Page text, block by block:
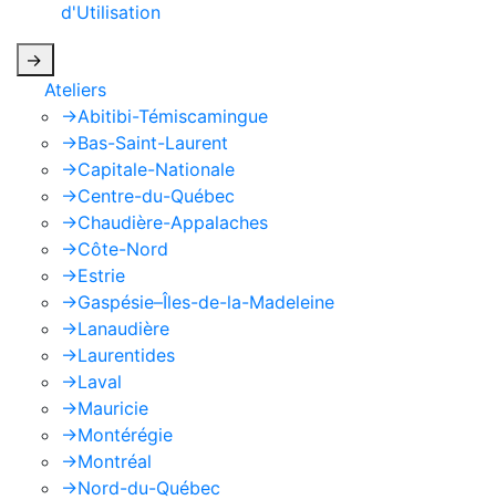
d'Utilisation
->
Ateliers
->Abitibi-Témiscamingue
->Bas-Saint-Laurent
->Capitale-Nationale
->Centre-du-Québec
->Chaudière-Appalaches
->Côte-Nord
->Estrie
->Gaspésie–Îles-de-la-Madeleine
->Lanaudière
->Laurentides
->Laval
->Mauricie
->Montérégie
->Montréal
->Nord-du-Québec